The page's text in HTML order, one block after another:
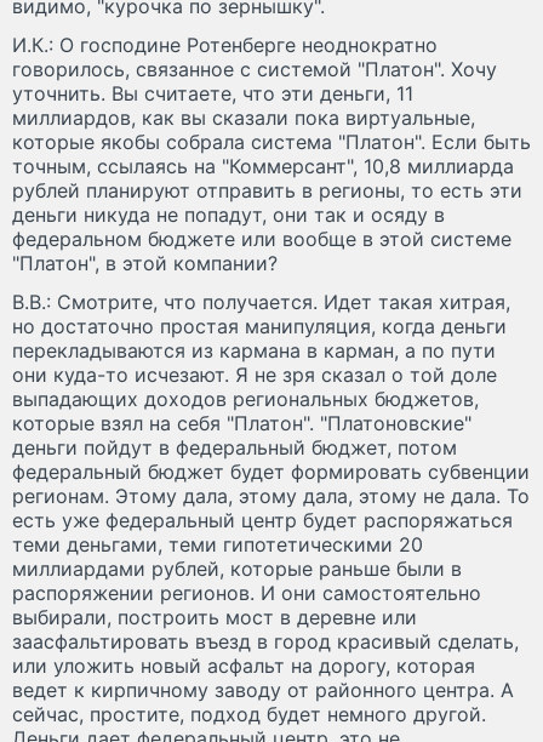
видимо, "курочка по зернышку".
И.К.: О господине Ротенберге неоднократно
говорилось, связанное с системой "Платон". Хочу
уточнить. Вы считаете, что эти деньги, 11
миллиардов, как вы сказали пока виртуальные,
которые якобы собрала система "Платон". Если быть
точным, ссылаясь на "Коммерсант", 10,8 миллиарда
рублей планируют отправить в регионы, то есть эти
деньги никуда не попадут, они так и осяду в
федеральном бюджете или вообще в этой системе
"Платон", в этой компании?
В.В.: Смотрите, что получается. Идет такая хитрая,
но достаточно простая манипуляция, когда деньги
перекладываются из кармана в карман, а по пути
они куда-то исчезают. Я не зря сказал о той доле
выпадающих доходов региональных бюджетов,
которые взял на себя "Платон". "Платоновские"
деньги пойдут в федеральный бюджет, потом
федеральный бюджет будет формировать субвенции
регионам. Этому дала, этому дала, этому не дала. То
есть уже федеральный центр будет распоряжаться
теми деньгами, теми гипотетическими 20
миллиардами рублей, которые раньше были в
распоряжении регионов. И они самостоятельно
выбирали, построить мост в деревне или
заасфальтировать въезд в город красивый сделать,
или уложить новый асфальт на дорогу, которая
ведет к кирпичному заводу от районного центра. А
сейчас, простите, подход будет немного другой.